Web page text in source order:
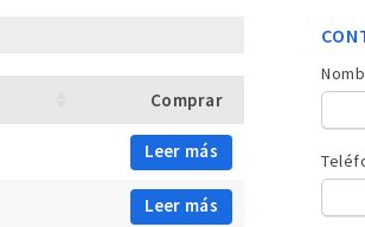
Comprar
Leer más
Leer más